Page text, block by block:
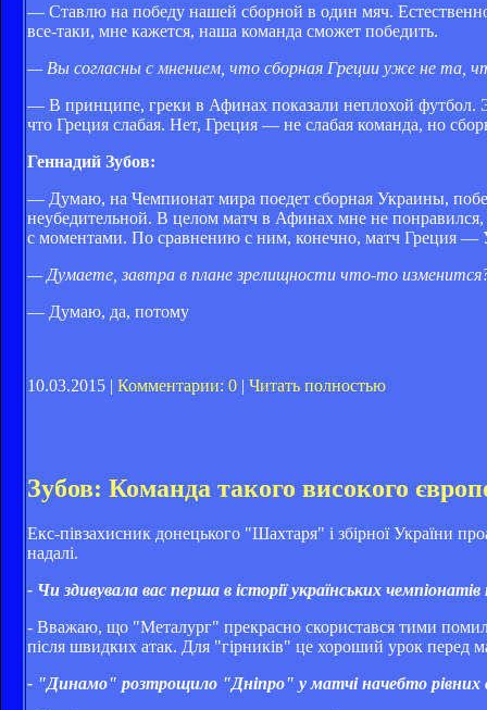
— Ставлю на победу нашей сборной в один мяч.
все-таки, мне кажется, наша команда сможет победить.
— Вы согласны с мнением, что сборная Греции уже не та,
— В принципе, греки в Афинах показали неплохой футбол.
что Греция слабая. Нет, Греция — не слабая команда, но
Геннадий Зубов:
— Думаю, на Чемпионат мира поедет сборная Украины,
неубедительной. В целом матч в Афинах мне не
с моментами. По сравнению с ним, конечно, матч Греция —
— Думаете, завтра в плане зрелищности что-то
— Думаю, да, потому
10.03.2015 | Комментарии: 0 | Читать полностью
Зубов: Команда такого високого
Екс-півзахисник донецького "Шахтаря" і збірної України
надалі.
- Чи здивувала вас перша в історії українських
- Вважаю, що "Металург" прекрасно скористався тими
після швидких атак. Для "гірників" це хороший урок перед
- "Динамо" розтрощило "Дніпро" у матчі начебто рівних